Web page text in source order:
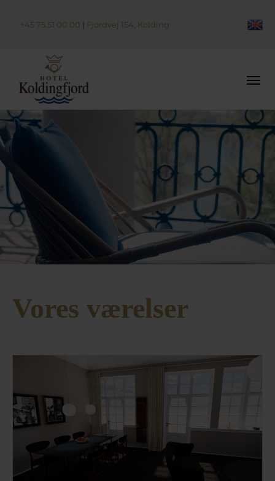
+45 75 51 00 00 | Fjordvej 154, Kolding
Vores værelser